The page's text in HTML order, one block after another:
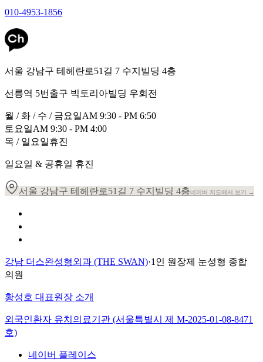
010-4953-1856
서울 강남구 테헤란로51길 7 수지빌딩 4층
선릉역 5번출구 빅토리아빌딩 우회전
월 / 화 / 수 / 금요일AM 9:30 - PM 6:50
토요일AM 9:30 - PM 4:00
목 / 일요일휴진
일요일 & 공휴일 휴진
서울 강남구 테헤란로51길 7 수지빌딩 4층네이버 지도에서 보기 →
강남 더스완성형외과 (THE SWAN)·1인 원장제 눈성형 종합
의원
황성호 대표원장 소개
외국인환자 유치의료기관 (서울특별시 제 M-2025-01-08-8471
호)
네이버 플레이스